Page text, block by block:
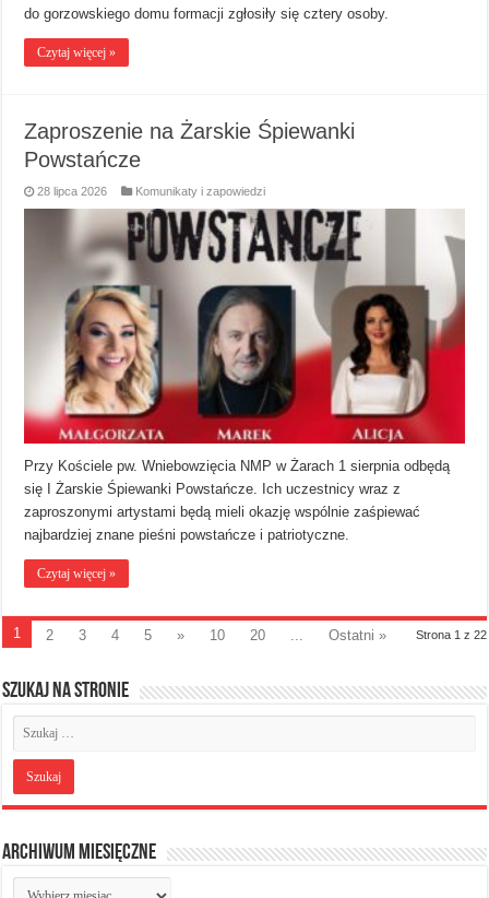
do gorzowskiego domu formacji zgłosiły się cztery osoby.
Czytaj więcej »
Zaproszenie na Żarskie Śpiewanki
Powstańcze
28 lipca 2026 Komunikaty i zapowiedzi
Przy Kościele pw. Wniebowzięcia NMP w Żarach 1 sierpnia odbędą
się I Żarskie Śpiewanki Powstańcze. Ich uczestnicy wraz z
zaproszonymi artystami będą mieli okazję wspólnie zaśpiewać
najbardziej znane pieśni powstańcze i patriotyczne.
Czytaj więcej »
Strona 1 z 22
1 2 3 4 5 » 10 20 Ostatni »
Szukaj na stronie
Archiwum miesięczne
Archiwum